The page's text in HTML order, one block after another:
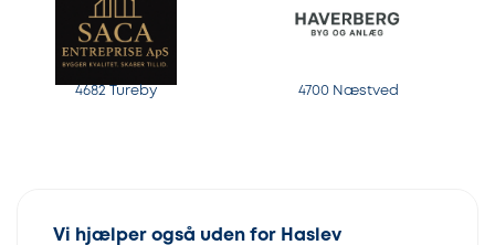
4682 Tureby 4700 Næstved
Vi hjælper også uden for Haslev